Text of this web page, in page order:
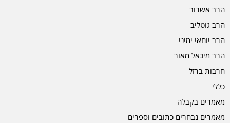
הרב אשרוב
הרב גוטליב
הרב יוחאי ימיני
הרב מיכאל מאור
חרבות ברזל
כללי
מאמרים בקבלה
מאמרים נבחרים כתובים וספרים